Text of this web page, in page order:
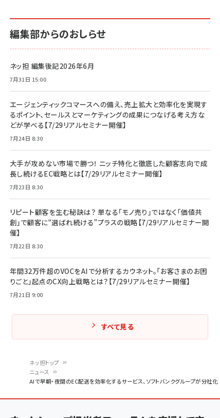
ン
く
ネッ担トップ
ニュース
AIで早朝・夜間のEC配送を効率化するサービス、ソフトバンクグループが分社化
編集部からのおしらせ
ネッ担 編集後記2026年6月
7月31日 15:00
エージェンティックコマースへの備え、売上拡大と効率化を実現す
るポイント、セールスとマーケティングの成果につなげる考え方な
どが学べる【7/29リアルセミナー開催】
7月24日 8:30
大手が攻めない市場で勝つ！ ニッチ特化と徹底した顧客志向で成
長し続けるEC戦略とは【7/29リアルセミナー開催】
7月23日 8:30
リピート顧客を生む秘訣は？ 単なる「モノ売り」ではなく「価値共
創」で顧客に“選ばれ続ける”プラスの戦略【7/29リアルセミナー開
催】
7月22日 8:30
年間32万件超のVOCをAIで分析するカウネット。「お客さまのお困
りごと」起点のCX向上戦略とは？【7/29リアルセミナー開催】
7月21日 9:00
すべて見る